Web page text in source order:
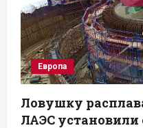
Европа
Ловушку
ЛАЭС